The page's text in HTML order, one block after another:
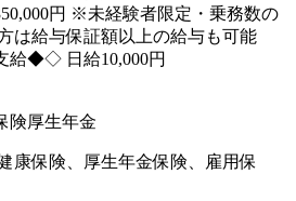
円 ※未経験者限定・乗務数の
は給与保証額以上の給与も可能
◆◇ 日給10,000円
険厚生年金
康保険、厚生年金保険、雇用保